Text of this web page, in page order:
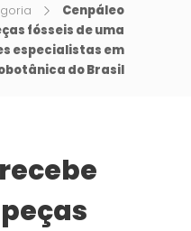
Cenpáleo
fósseis de uma
especialistas em
do Brasil